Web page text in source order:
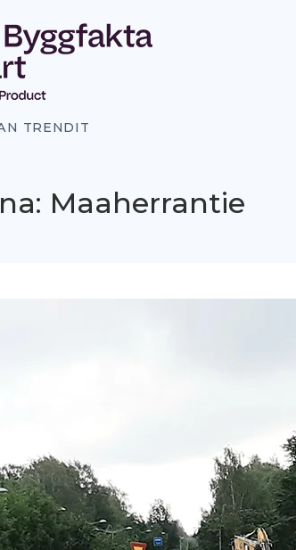
TRENDIT
Maaherrantie